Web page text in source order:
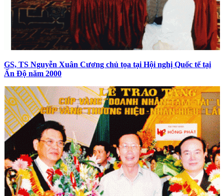
GS, TS Nguyễn Xuân Cương chủ tọa tại Hội nghị Quốc tế tại
Ấn Độ năm 2000